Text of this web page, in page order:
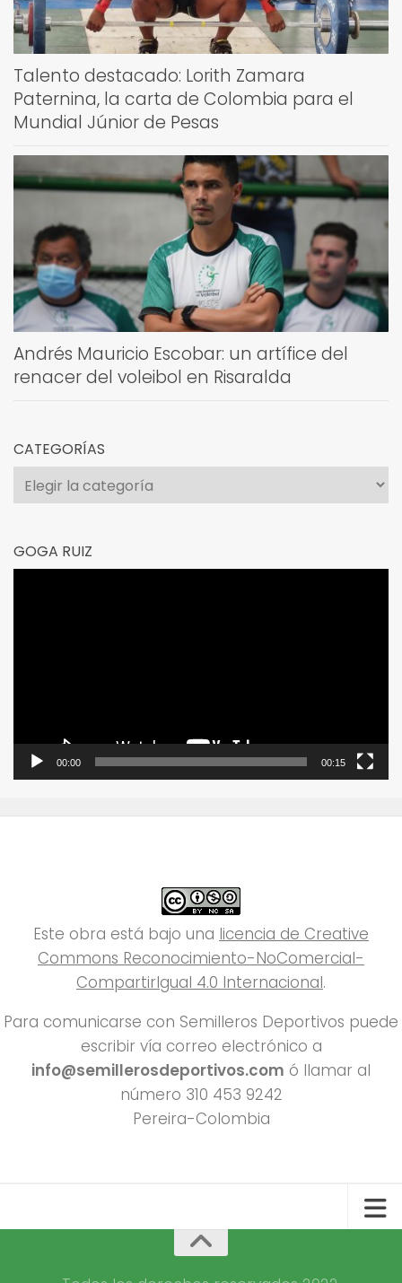
Talento destacado: Lorith Zamara
Paternina, la carta de Colombia para el
Mundial Júnior de Pesas
Andrés Mauricio Escobar: un artífice del
renacer del voleibol en Risaralda
CATEGORÍAS
Categorías
GOGA RUIZ
00:00 00:15
Este obra está bajo una licencia de Creative
Commons Reconocimiento-NoComercial-
CompartirIgual 4.0 Internacional.
Para comunicarse con Semilleros Deportivos puede
escribir vía correo electrónico a
info@semillerosdeportivos.com ó llamar al
número 310 453 9242
Pereira-Colombia